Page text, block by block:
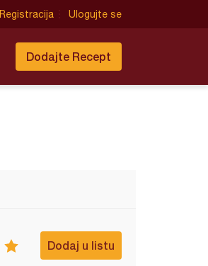
Registracija Ulogujte se
Dodajte Recept
Dodaj u listu